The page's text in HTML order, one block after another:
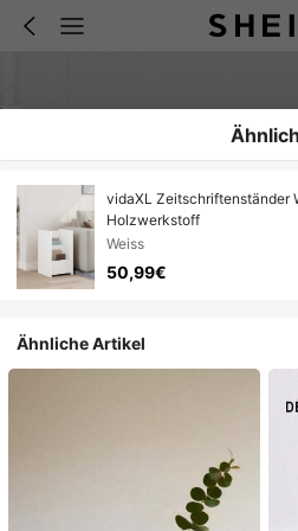
Ähnlich
vidaXL Zeitschriftenständer
Holzwerkstoff
Weiss
50,99€
Ähnliche Artikel